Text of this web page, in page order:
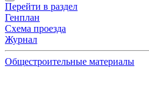
Перейти в раздел
Генплан
Схема проезда
Журнал
Общестроительные материалы